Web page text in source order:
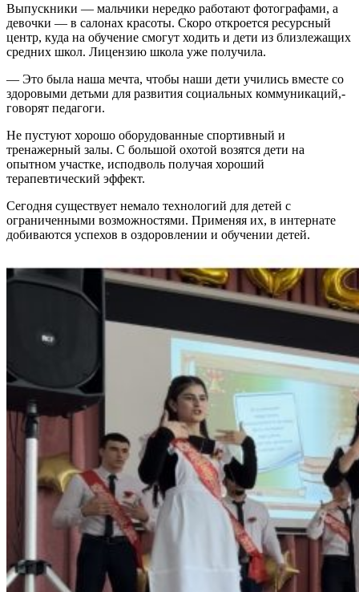
Выпускники — мальчики нередко работают фотографами, а
девочки — в салонах красоты. Скоро откроется ресурсный
центр, куда на обучение смогут ходить и дети из близлежащих
средних школ. Лицензию школа уже получила.
— Это была наша мечта, чтобы наши дети учились вместе со
здоровыми детьми для развития социальных коммуникаций,-
говорят педагоги.
Не пустуют хорошо оборудованные спортивный и
тренажерный залы. С большой охотой возятся дети на
опытном участке, исподволь получая хороший
терапевтический эффект.
Сегодня существует немало технологий для детей с
ограниченными возможностями. Применяя их, в интернате
добиваются успехов в оздоровлении и обучении детей.